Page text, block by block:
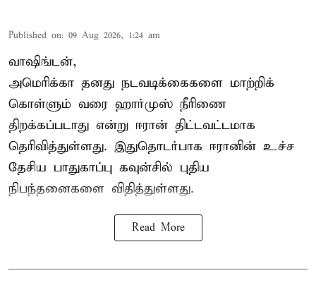
Published on: 09 Aug 2026, 1:24 am
வாஷிங்டன்,
அமெரிக்கா தனது நடவடிக்கைகளை மாற்றிக்
கொள்ளும் வரை ஹார்முஸ் நீரிணை
திறக்கப்படாது என்று ஈரான் திட்டவட்டமாக
தெரிவித்துள்ளது. இதுதொடர்பாக ஈரானின் உச்ச
தேசிய பாதுகாப்பு கவுன்சில் புதிய
நிபந்தனைகளை விதித்துள்ளது.
Read More